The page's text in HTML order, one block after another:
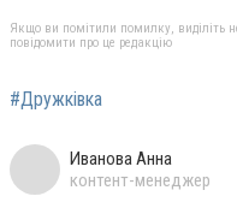
Якщо ви помітили помилку, виділіть
повідомити про це редакцію
#Дружкiвка
Иванова Анна
контент-менеджер